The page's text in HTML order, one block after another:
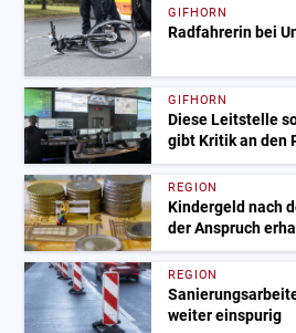
GIFHORN
Radfahrerin bei
GIFHORN
Diese Leitstelle
gibt Kritik an den
REGION
Kindergeld nach
der Anspruch
REGION
weiter einspurig